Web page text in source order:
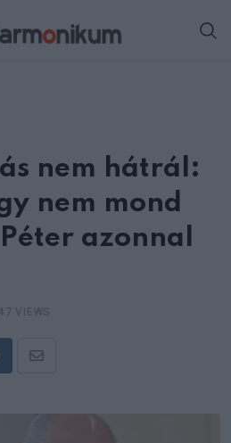
nem hátrál:
nem mond
azonnal
Share
Email